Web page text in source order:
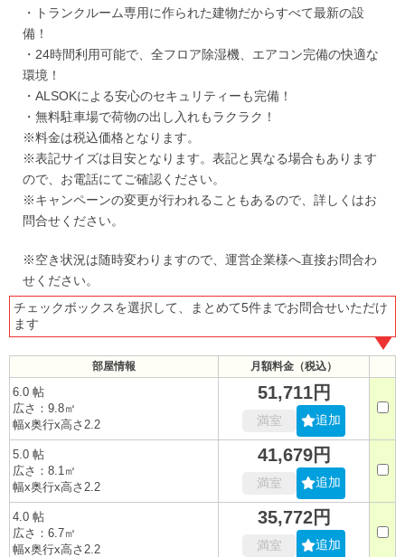
・トランクルーム専用に作られた建物だからすべて最新の設
備！
・24時間利用可能で、全フロア除湿機、エアコン完備の快適な
環境！
・ALSOKによる安心のセキュリティーも完備！
・無料駐車場で荷物の出し入れもラクラク！
※料金は税込価格となります。
※表記サイズは目安となります。表記と異なる場合もあります
ので、お電話にてご確認ください。
※キャンペーンの変更が行われることもあるので、詳しくはお
問合せください。
※空き状況は随時変わりますので、運営企業様へ直接お問合わ
せください。
チェックボックスを選択して、まとめて5件までお問合せいただけ
ます
部屋情報 月額料金（税込）
6.0 帖
広さ：9.8㎡
幅x奥行x高さ2.2
51,711円
満室 追加
5.0 帖
広さ：8.1㎡
幅x奥行x高さ2.2
41,679円
満室 追加
4.0 帖
広さ：6.7㎡
幅x奥行x高さ2.2
35,772円
満室 追加